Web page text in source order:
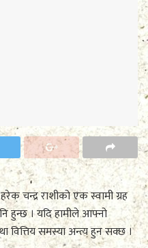
चन्द्र राशीको एक स्वामी ग्रह
हुन्छ । यदि हामीले आफ्नो
वित्तिय समस्या अन्त्य हुन सक्छ ।